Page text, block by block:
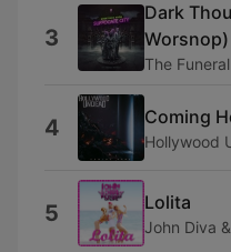
3
Dark
Worsnop)
The
4 Coming
Hollywood
5 Lolita
John Diva